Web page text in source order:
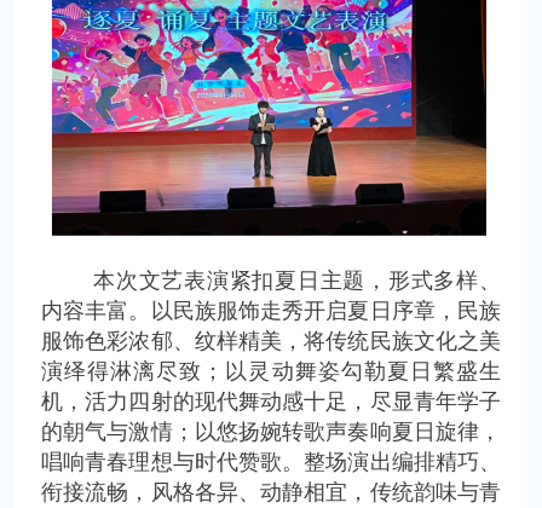
本次文艺表演紧扣夏日主题，形式多样、
内容丰富。以民族服饰走秀开启夏日序章，民族
服饰色彩浓郁、纹样精美，将传统民族文化之美
演绎得淋漓尽致；以灵动舞姿勾勒夏日繁盛生
机，活力四射的现代舞动感十足，尽显青年学子
的朝气与激情；以悠扬婉转歌声奏响夏日旋律，
唱响青春理想与时代赞歌。整场演出编排精巧、
衔接流畅，风格各异、动静相宜，传统韵味与青